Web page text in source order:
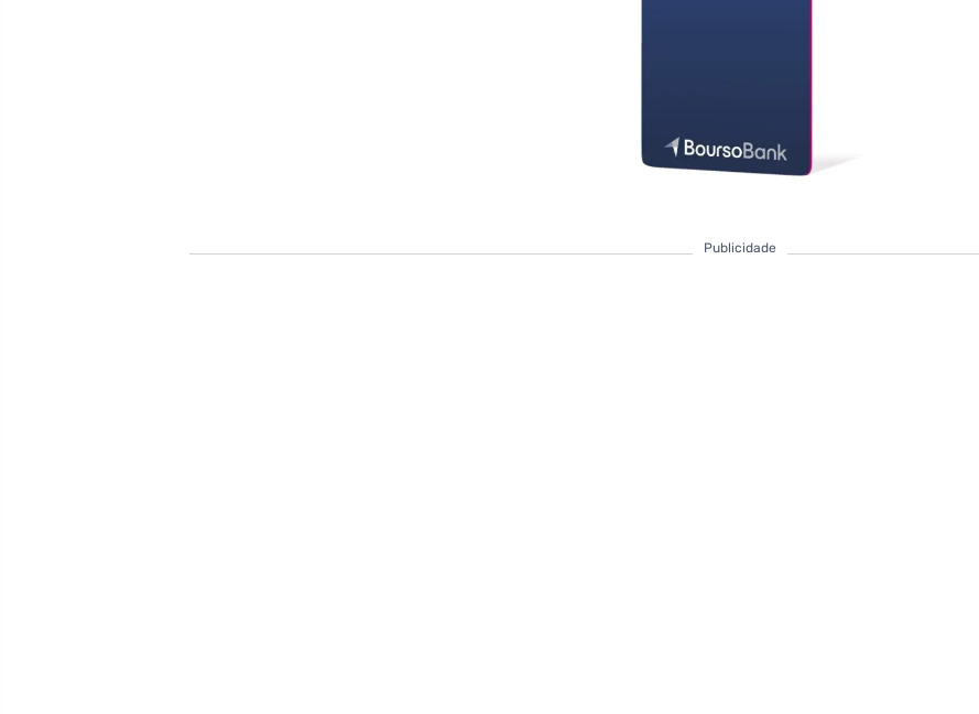
Publicidade